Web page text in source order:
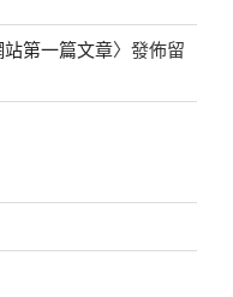
站第一篇文章〉發佈留